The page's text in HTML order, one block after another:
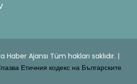
Ajansı Tüm hakları saklıdır. |
Етичния кодекс на Българските